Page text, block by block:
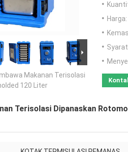
Makanan Terisolasi
120 Liter
Harga:
Terisolasi Dipanaskan